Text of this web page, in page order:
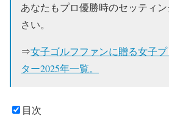
あなたもプロ優勝時のセッティ
さい。
⇒女子ゴルフファンに贈る女子
ター2025年一覧。
目次